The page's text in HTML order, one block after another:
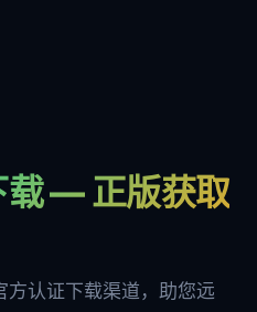
— 正版获取
认证下载渠道，助您远